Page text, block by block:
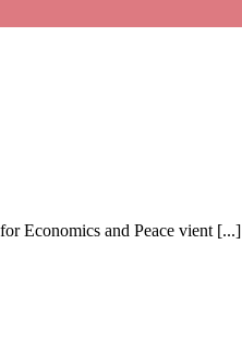
Economics and Peace vient [...]